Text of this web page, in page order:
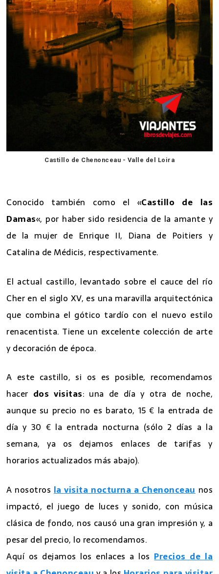
Castillo de Chenonceau - Valle del Loira
Conocido también como el «Castillo de las
Damas«, por haber sido residencia de la amante y
de la mujer de Enrique II, Diana de Poitiers y
Catalina de Médicis, respectivamente.
El actual castillo, levantado sobre el cauce del río
Cher en el siglo XV, es una maravilla arquitectónica
que combina el gótico tardío con el nuevo estilo
renacentista. Tiene un excelente colección de arte
y decoración de época.
A este castillo, si os es posible, recomendamos
hacer dos visitas: una de día y otra de noche,
aunque su precio no es barato, 15 € la entrada de
día y 30 € la entrada nocturna (sólo 2 días a la
semana, ya os dejamos enlaces de tarifas y
horarios actualizados más abajo).
A nosotrosla visita nocturna a Chenonceaunos
impactó, el juego de luces y sonido, con música
clásica de fondo, nos causó una gran impresión y, a
pesar del precio, lo recomendamos.
Aquí os dejamos los enlaces a losPrecios de la